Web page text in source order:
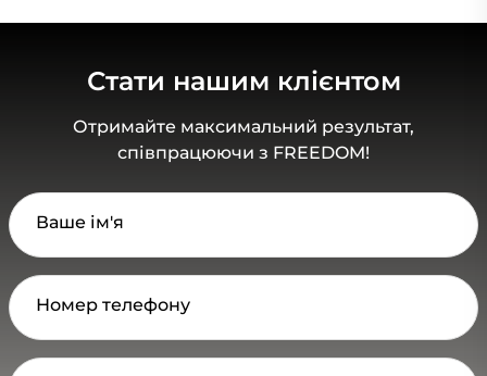
Стати нашим клієнтом
Отримайте максимальний результат,
співпрацюючи з FREEDOM!
Ваше ім'я
Номер телефону